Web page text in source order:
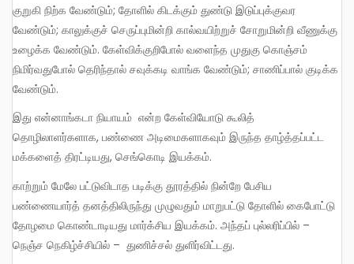
குறுகி நிற்க வேண்டும்; தோளில் கிடக்கும் துண்டு இடுப்புக்குவர
வேண்டும்; காலுக்குச் செருப்புமின்றி கால்வயிற்றுச் சோறுமின்றி வீணுக்கு
உழைக்க வேண்டும். கேள்விக்குறிபோல் வளைந்த முதுகு கொஞ்சம்
நிமிர்வதுபோல் தெரிந்தால் சவுக்கடி வாங்க வேண்டும்; சாணிப்பால் குடிக்க
வேண்டும்.
இது என்னாங்கடா நியாயம் என்ற கேள்வியோடு கூலித்
தொழிலாளர்களாக, பண்ணை அடிமைகளாகவும் இருந்த தாழ்த்தப்பட்ட
மக்களைத் திரட்டியது, செங்கொடி இயக்கம்.
காற்றும் மேலே பட்டுவிடாத படிக்கு தூரத்தில் நின்றே பேசிய
பண்ணையார்த் தனத்திலிருந்து முழுவதும் மாறுபட்டு தோளில் கைபோட்டு
தோழமை கொண்டாடியது மார்க்சிய இயக்கம். அந்தப் புல்லரிப்பில் –
நெஞ்ச நெகிழ்ச்சியில் – துணிச்சல் துளிர்விட்டது.